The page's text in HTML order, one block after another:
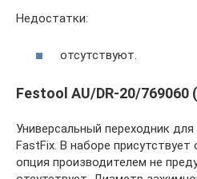
Недостатки:
отсутствуют.
Festool AU/DR-20/769060
Универсальный переходник
FastFix. В наборе
опция производителем не